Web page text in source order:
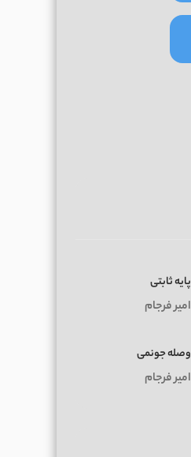
پایه ثابتی
امیر فرجام
وصله جونمی
امیر فرجام